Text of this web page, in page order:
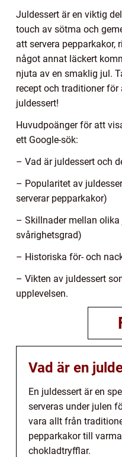
Juldessert är en viktig
touch av sötma och
att servera pepparkakor,
något annat läckert
njuta av en smaklig jul.
recept och traditioner
juldessert!
Huvudpoänger för att
ett Google-sök:
– Vad är juldessert och
– Popularitet av
serverar pepparkakor)
– Skillnader mellan olika
svårighetsgrad)
– Historiska för- och
– Vikten av juldessert
upplevelsen.
Vad är en
En juldessert är en
serveras under julen
vara allt från
pepparkakor till
chokladtryfflar.